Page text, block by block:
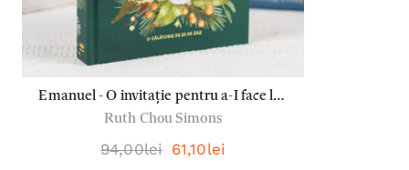
Emanuel - O invitație pentru a-I face loc
de Crăciun și oricând după aceea
Ruth Chou Simons
94,00lei 61,10lei